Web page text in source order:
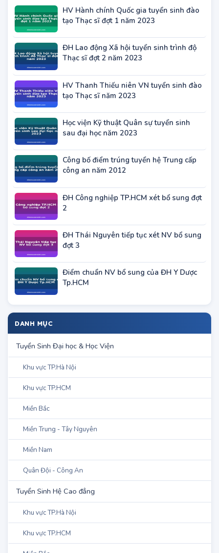
TIN THÔNG TIN TUYỂN SINH KHÁC
tạo Thạc sĩ đợt 1 năm 2023
Thạc sĩ đợt 2 năm 2023
tạo Thạc sĩ năm 2023
sau đại học năm 2023
công an năm 2012
đợt 3
Tp.HCM
DANH MỤC
Tuyển Sinh Đại học & Học Viện
Khu vực TP.Hà Nội
Khu vực TP.HCM
Miền Bắc
Miền Trung - Tây Nguyên
Miền Nam
Quân Đội - Công An
Tuyển Sinh Hệ Cao đẳng
Khu vực TP.Hà Nội